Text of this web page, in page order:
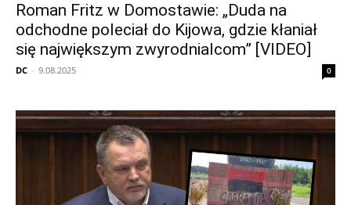
Roman Fritz w Domostawie: „Duda na
odchodne poleciał do Kijowa, gdzie kłaniał
się największym zwyrodnialcom” [VIDEO]
DC - 9.08.2025 0